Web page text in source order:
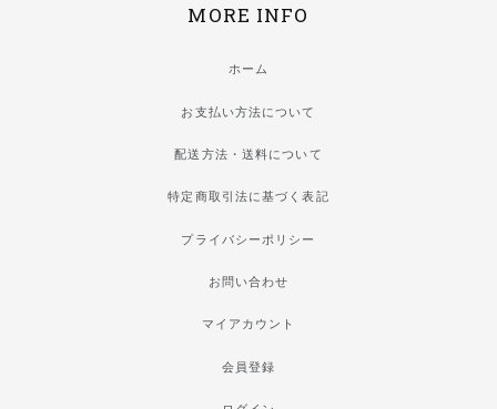
MORE INFO
ホーム
お支払い方法について
配送方法・送料について
特定商取引法に基づく表記
プライバシーポリシー
お問い合わせ
マイアカウント
会員登録